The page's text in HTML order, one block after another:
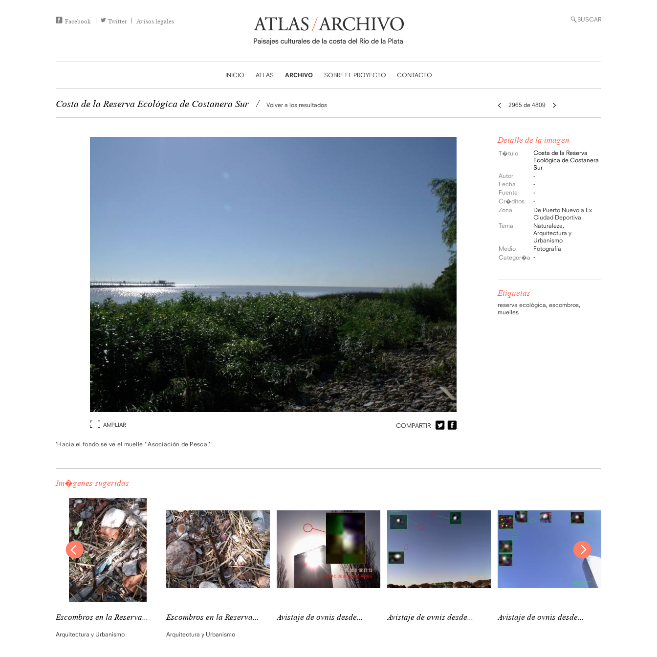
Facebook Twitter Avisos legales BUSCAR
INICIO ATLAS ARCHIVO SOBRE EL PROYECTO CONTACTO
Costa de la Reserva Ecológica de Costanera Sur / Volver a los resultados 2965 de 4809
AMPLIAR COMPARTIR
'Hacia el fondo se ve el muelle ''Asociación de Pesca'''
Detalle de la imagen
T�tulo
Costa de la Reserva
Ecológica de Costanera
Sur
Autor
-
Fecha
-
Fuente
-
Cr�ditos
-
Zona
De Puerto Nuevo a Ex
Ciudad Deportiva
Tema
Naturaleza,
Arquitectura y
Urbanismo
Medio
Fotografía
Categor�a -
Etiquetas
reserva ecológica, escombros,
muelles
Im�genes sugeridas
Escombros en la Reserva...
Arquitectura y Urbanismo
Escombros en la Reserva...
Arquitectura y Urbanismo
Avistaje de ovnis desde... Avistaje de ovnis desde... Avistaje de ovnis desde...